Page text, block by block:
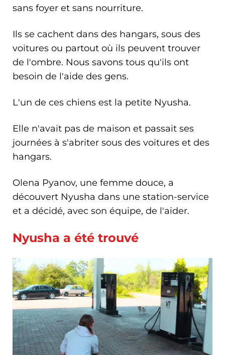
sans foyer et sans nourriture.
Ils se cachent dans des hangars, sous des
voitures ou partout où ils peuvent trouver
de l'ombre. Nous savons tous qu'ils ont
besoin de l'aide des gens.
L'un de ces chiens est la petite Nyusha.
Elle n'avait pas de maison et passait ses
journées à s'abriter sous des voitures et des
hangars.
Olena Pyanov, une femme douce, a
découvert Nyusha dans une station-service
et a décidé, avec son équipe, de l'aider.
Nyusha a été trouvé